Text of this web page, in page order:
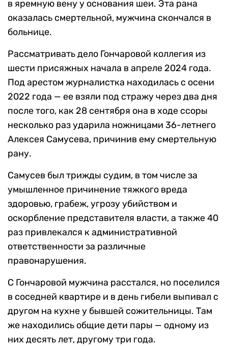
в яремную вену у основания шеи. Эта рана
оказалась смертельной, мужчина скончался в
больнице.
Рассматривать дело Гончаровой коллегия из
шести присяжных начала в апреле 2024 года.
Под арестом журналистка находилась с осени
2022 года — ее взяли под стражу через два дня
после того, как 28 сентября она в ходе ссоры
несколько раз ударила ножницами 36-летнего
Алексея Самусева, причинив ему смертельную
рану.
Самусев был трижды судим, в том числе за
умышленное причинение тяжкого вреда
здоровью, грабеж, угрозу убийством и
оскорбление представителя власти, а также 40
раз привлекался к административной
ответственности за различные
правонарушения.
С Гончаровой мужчина расстался, но поселился
в соседней квартире и в день гибели выпивал с
другом на кухне у бывшей сожительницы. Там
же находились общие дети пары — одному из
них десять лет, другому три года.